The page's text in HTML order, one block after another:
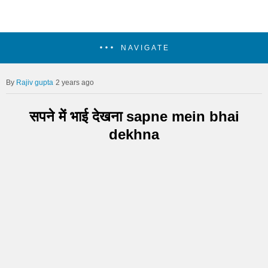
NAVIGATE
Rajiv gupta 2 years ago
सपने में भाई देखना sapne mein bhai
dekhna